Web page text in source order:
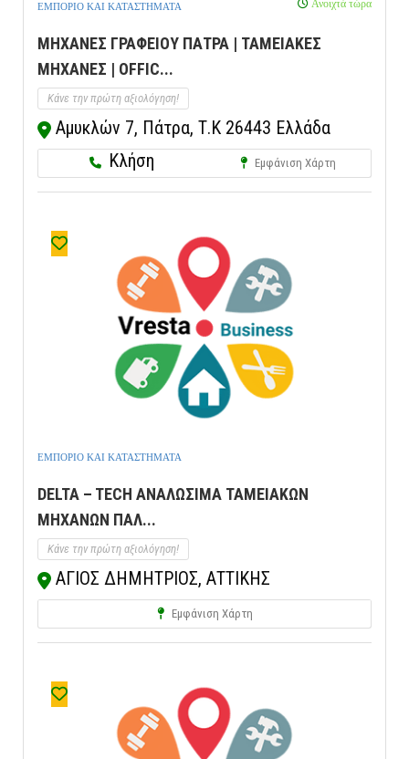
ΕΜΠΟΡΙΟ ΚΑΙ ΚΑΤΑΣΤΗΜΑΤΑ
ΜΗΧΑΝΕΣ ΓΡΑΦΕΙΟΥ ΠΑΤΡΑ | ΤΑΜΕΙΑΚΕΣ
ΜΗΧΑΝΕΣ | OFFIC...
Κάνε την πρώτη αξιολόγηση!
Αμυκλών 7, Πάτρα, Τ.Κ 26443 Ελλάδα
Κλήση
Εμφάνιση Χάρτη
ΕΜΠΟΡΙΟ ΚΑΙ ΚΑΤΑΣΤΗΜΑΤΑ
DELTA – TECH ΑΝΑΛΩΣΙΜΑ ΤΑΜΕΙΑΚΩΝ
ΜΗΧΑΝΩΝ ΠΑΛ...
Κάνε την πρώτη αξιολόγηση!
ΑΓΙΟΣ ΔΗΜΗΤΡΙΟΣ, ΑΤΤΙΚΗΣ
Εμφάνιση Χάρτη